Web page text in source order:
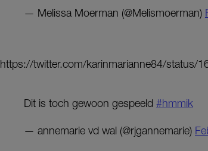
— Melissa Moerman (@Melismoerman)
https://twitter.com/karinmarianne84/status/
Dit is toch gewoon gespeeld #hmmik
— annemarie vd wal (@rjgannemarie)